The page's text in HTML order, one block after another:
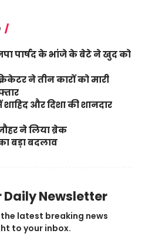
पार्षद के भांजे के बेटे ने खुद को
ने तीन कारों को मारी
और दिशा की शानदार
ने लिया ब्रेक
बड़ा बदलाव
Daily Newsletter
the latest breaking news
to your inbox.